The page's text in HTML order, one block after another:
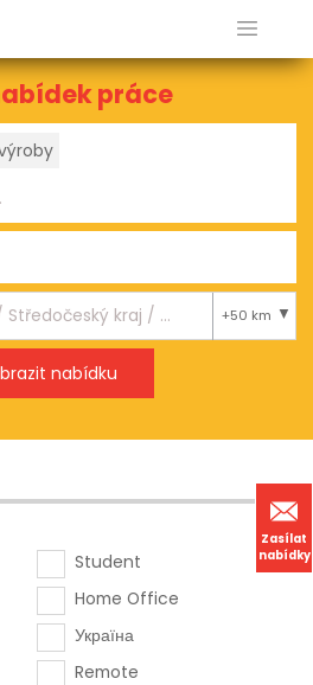
Zasílat
nabídky
práce
+50 km
Student
Home Office
Україна
Remote